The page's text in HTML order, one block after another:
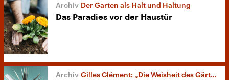
Der Garten als Halt und Haltung
Das Paradies vor der Haustür
Gilles Clément: „Die Weisheit des Gärtners“